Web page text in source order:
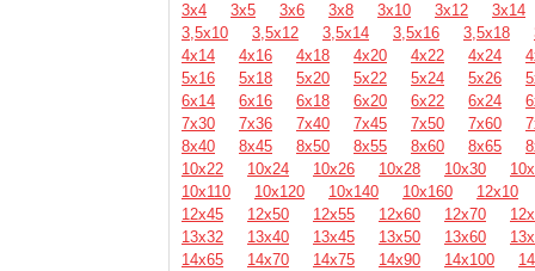
3х4
3х5 3х6 3х8 3х10 3х12
3х14
3,5х10
3,5х12 3,5х14 3,5х16 3,5х18
4х14
4х16 4х18 4х20 4х22 4х24
5х16
5х18 5х20 5х22 5х24 5х26
6х14
6х16 6х18 6х20 6х22 6х24
7х30
7х36 7х40 7х45 7х50 7х60
8х40
8х45 8х50 8х55 8х60 8х65
10х22
10х24 10х26 10х28 10х30
10х110
10х120 10х140 10х160
12х10
12х45
12х50 12х55 12х60 12х70
13х32
13х40 13х45 13х50 13х60
14х65
14х70 14х75 14х90 14х100